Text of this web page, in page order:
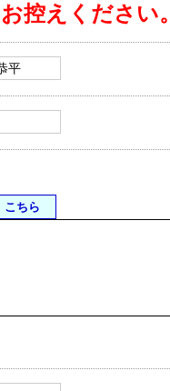
控えください。
こちら